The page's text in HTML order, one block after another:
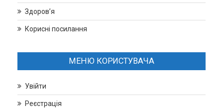
Здоров’я
Корисні посилання
МЕНЮ КОРИСТУВАЧА
Увійти
Реєстрація